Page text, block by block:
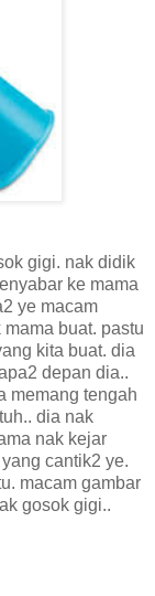
gigi. nak didik
ke mama
ye macam
buat. pastu
kita buat. dia
depan dia..
memang tengah
dia nak
nak kejar
cantik2 ye.
macam gambar
gosok gigi..